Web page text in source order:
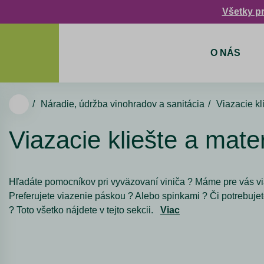
Všetky
O NÁS
Náradie, údržba vinohradov a sanitácia Viazacie
Viazacie kliešte a
Hľadáte pomocníkov pri vyväzovaní viniča ? Máme pre vás
Preferujete viazenie páskou ? Alebo spinkami ? Či
? Toto všetko nájdete v tejto sekcii. Viac